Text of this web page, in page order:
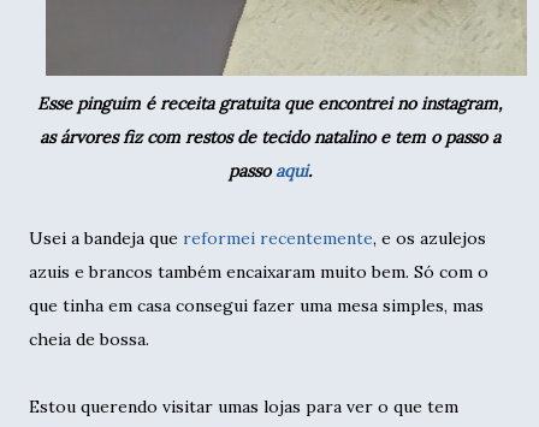
Esse pinguim é receita gratuita que encontrei no instagram,
as árvores fiz com restos de tecido natalino e tem o passo a
passoaqui.
Usei a bandeja que reformei recentemente, e os azulejos
azuis e brancos também encaixaram muito bem. Só com o
que tinha em casa consegui fazer uma mesa simples, mas
cheia de bossa.
Estou querendo visitar umas lojas para ver o que tem